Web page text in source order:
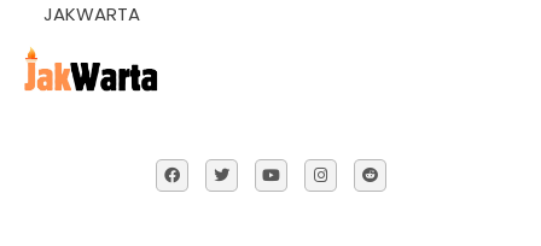
JAKWARTA